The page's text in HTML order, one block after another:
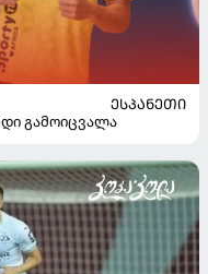
ᲔᲡᲞᲐᲜᲔᲗᲘ
გამოიცვალა